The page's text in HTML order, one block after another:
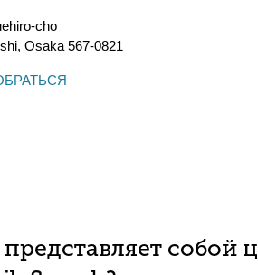
cho
, Osaka 567-0821
представляет собой